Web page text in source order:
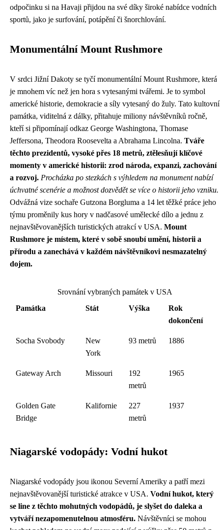
odpočinku si na Havaji přijdou na své díky široké nabídce vodních
sportů, jako je surfování, potápění či šnorchlování.
Monumentální Mount Rushmore
V srdci Jižní Dakoty se tyčí monumentální Mount Rushmore, která
je mnohem víc než jen hora s vytesanými tvářemi. Je to symbol
americké historie, demokracie a síly vytesaný do žuly. Tato kultovní
památka, viditelná z dálky, přitahuje miliony návštěvníků ročně,
kteří si připomínají odkaz George Washingtona, Thomase
Jeffersona, Theodora Roosevelta a Abrahama Lincolna. Tváře
těchto prezidentů, vysoké přes 18 metrů, ztělesňují klíčové
momenty v americké historii: zrod národa, expanzi, zachování
a rozvoj. Procházka po stezkách s výhledem na monument nabízí
úchvatné scenérie a možnost dozvědět se více o historii jeho vzniku.
Odvážná vize sochaře Gutzona Borgluma a 14 let těžké práce jeho
týmu proměnily kus hory v nadčasové umělecké dílo a jednu z
nejnavštěvovanějších turistických atrakcí v USA. Mount
Rushmore je místem, které v sobě snoubí umění, historii a
přírodu a zanechává v každém návštěvníkovi nesmazatelný
dojem.
Srovnání vybraných památek v USA
Památka
Stát Výška
Rok
dokončení
Socha Svobody
New
York
93 metrů 1886
Gateway Arch Missouri
192
metrů
1965
Golden Gate
Bridge
Kalifornie
227
metrů
1937
Niagarské vodopády: Vodní hukot
Niagarské vodopády jsou ikonou Severní Ameriky a patří mezi
nejnavštěvovanější turistické atrakce v USA. Vodní hukot, který
se line z těchto mohutných vodopádů, je slyšet do daleka a
vytváří nezapomenutelnou atmosféru. Návštěvníci se mohou